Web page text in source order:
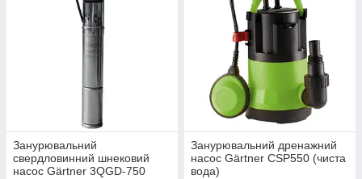
Занурювальний
свердловинний шнековий
насос Gärtner 3QGD-750
Занурювальний дренажний
насос Gärtner CSP550 (чиста
вода)